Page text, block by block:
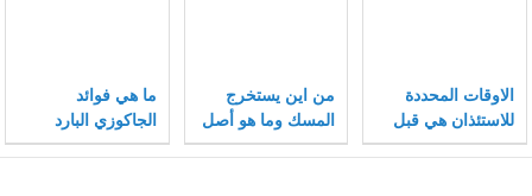
الاوقات المحددة
للاستئذان هي قبل
صلاة الفجر وبعد
من اين يستخرج
المسك وما هو أصل
تسميته وما هي
ما هي فوائد
الجاكوزي البارد